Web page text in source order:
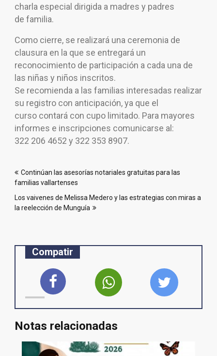
charla especial dirigida a madres y padres
de familia.
Como cierre, se realizará una ceremonia de
clausura en la que se entregará un
reconocimiento de participación a cada una de
las niñas y niños inscritos.
Se recomienda a las familias interesadas realizar
su registro con anticipación, ya que el
curso contará con cupo limitado. Para mayores
informes e inscripciones comunicarse al:
322 206 4652 y 322 353 8907.
de
entradas
Continúan las asesorías notariales gratuitas para las
familias vallartenses
Los vaivenes de Melissa Medero y las estrategias con miras a
la reelección de Munguía
Compatir
Notas relacionadas